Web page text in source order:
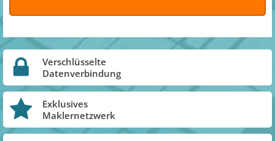
Verschlüsselte
Datenverbindung
Exklusives
Maklernetzwerk